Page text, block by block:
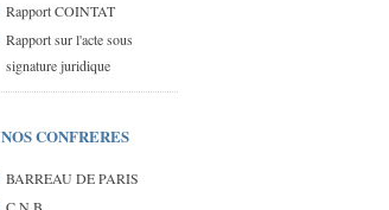
Rapport COINTAT
Rapport sur l'acte sous
signature juridique
NOS CONFRERES
BARREAU DE PARIS